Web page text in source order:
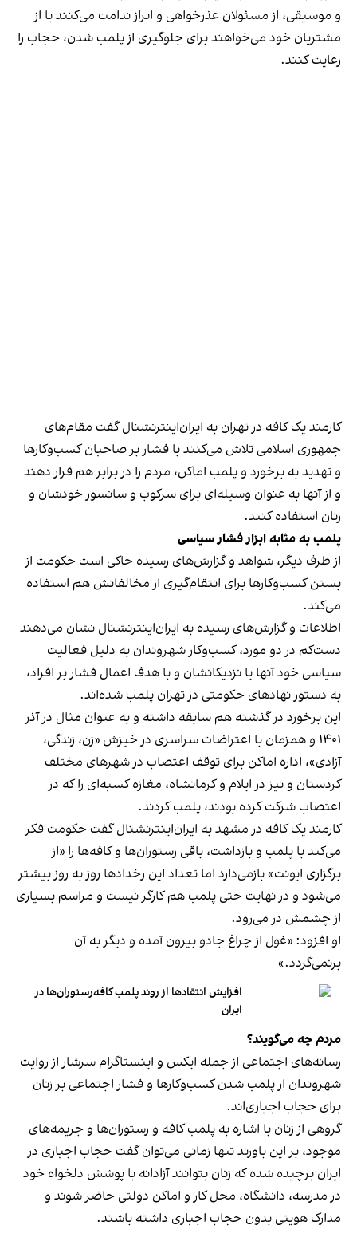
و موسیقی، از مسئولان عذرخواهی و ابراز ندامت می‌کنند یا از
مشتریان خود می‌خواهند برای جلوگیری از پلمب شدن، حجاب را
رعایت کنند.
کارمند یک کافه در تهران به ایران‌اینترنشنال گفت مقام‌های
جمهوری اسلامی تلاش می‌کنند با فشار بر صاحبان کسب‌وکارها
و تهدید به برخورد و پلمب اماکن، مردم را در برابر هم قرار دهند
و از آنها به عنوان وسیله‌ای برای سرکوب و سانسور خودشان و
زنان استفاده کنند.
پلمب به مثابه ابزار فشار سیاسی
از طرف دیگر، شواهد و گزارش‌های رسیده حاکی است حکومت از
بستن کسب‌وکارها برای انتقام‌گیری از مخالفانش هم استفاده
می‌کند.
اطلاعات و گزارش‌های رسیده به ایران‌اینترنشنال نشان می‌دهند
دست‌کم در دو مورد، کسب‌وکار شهروندان به دلیل فعالیت
سیاسی خود آنها یا نزدیکانشان و با هدف اعمال فشار بر افراد،
به دستور نهادهای حکومتی در تهران پلمب شده‌اند.
این برخورد در گذشته هم سابقه داشته و به عنوان مثال در آذر
۱۴۰۱ و همزمان با اعتراضات سراسری در خیزش «زن، زندگی،
آزادی»، اداره اماکن برای توقف اعتصاب در شهرهای مختلف
کردستان و نیز در ایلام و کرمانشاه، مغازه کسبه‌ای را که در
اعتصاب شرکت کرده بودند، پلمب کردند.
کارمند یک کافه در مشهد به ایران‌اینترنشنال گفت حکومت فکر
می‌کند با پلمب و بازداشت، باقی رستوران‌ها و کافه‌ها را «از
برگزاری ایونت» بازمی‌دارد اما تعداد این رخدادها روز به روز بیشتر
می‌شود و در نهایت حتی پلمب هم کارگر نیست و مراسم بسیاری
از چشمش در می‌رود.
او افزود: «غول از چراغ جادو بیرون آمده و دیگر به آن
برنمی‎‌گردد.»
افزایش انتقادها از روند پلمب کافه‌رستوران‌ها در
ایران
مردم چه می‌گویند؟
رسانه‎‌های اجتماعی از جمله ایکس و اینستاگرام سرشار از روایت
شهروندان از پلمب شدن کسب‌وکارها و فشار اجتماعی بر زنان
برای حجاب اجباری‌اند.
گروهی از زنان با اشاره به پلمب کافه و رستوران‌ها و جریمه‌های
موجود، بر این باورند تنها زمانی می‌توان گفت حجاب اجباری در
ایران برچیده شده که زنان بتوانند آزادانه با پوشش دلخواه خود
در مدرسه، دانشگاه، محل کار و اماکن دولتی حاضر شوند و
مدارک هویتی بدون حجاب اجباری داشته باشند.